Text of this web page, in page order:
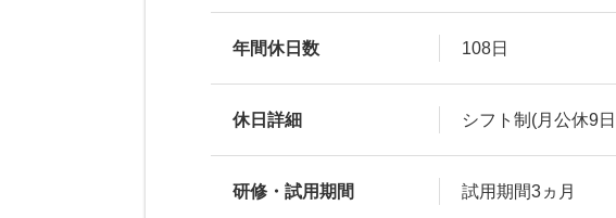
年間休日数 108日
休日詳細 シフト制(月公休9日
研修・試用期間 試用期間3ヵ月